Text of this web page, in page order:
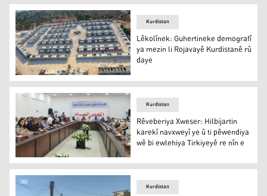
Komelgeheke nişticihbûnê li Efrînê
Kurdistan
Lêkolînek: Guhertineke demografî
ya mezin li Rojavayê Kurdistanê rû
daye
Rêveberiya Xweser
Kurdistan
Rêveberiya Xweser: Hilbijartin
karekî navxweyî ye û ti pêwendiya
wê bi ewlehiya Tirkiyeyê re nîn e
Kurdistan